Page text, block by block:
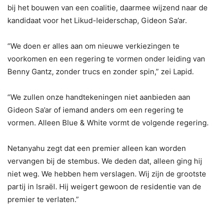
bij het bouwen van een coalitie, daarmee wijzend naar de
kandidaat voor het Likud-leiderschap, Gideon Sa’ar.
“We doen er alles aan om ​​nieuwe verkiezingen te
voorkomen en een regering te vormen onder leiding van
Benny Gantz, zonder trucs en zonder spin,” zei Lapid.
“We zullen onze handtekeningen niet aanbieden aan
Gideon Sa’ar of iemand anders om een ​​regering te
vormen. Alleen Blue & White vormt de volgende regering.
Netanyahu zegt dat een premier alleen kan worden
vervangen bij de stembus. We deden dat, alleen ging hij
niet weg. We hebben hem verslagen. Wij zijn de grootste
partij in Israël. Hij weigert gewoon de residentie van de
premier te verlaten.”